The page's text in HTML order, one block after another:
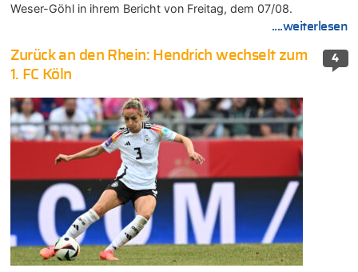
Weser-Göhl in ihrem Bericht von Freitag, dem 07/08.
....weiterlesen
4
Zurück an den Rhein: Hendrich wechselt zum
1. FC Köln